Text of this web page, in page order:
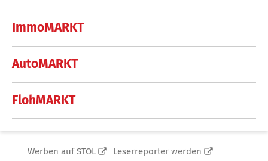
ImmoMARKT
AutoMARKT
FlohMARKT
Werben auf STOL
Leserreporter werden